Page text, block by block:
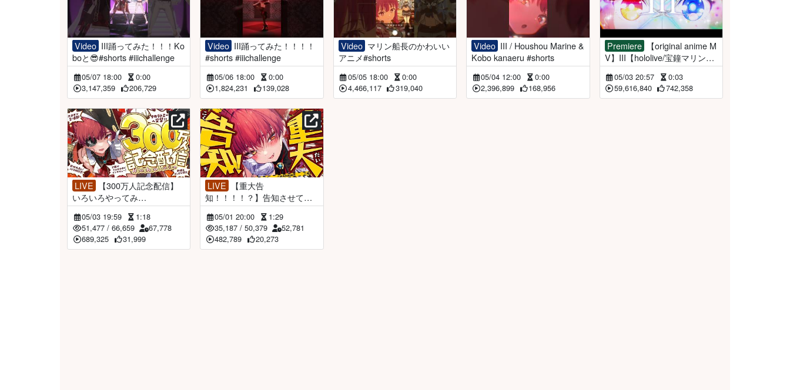
Video
boと😎#shorts #iiichallenge
05/07 18:00
0:00
3,147,359
206,729
Video
#shorts #iiichallenge
05/06 18:00
0:00
1,824,231
139,028
Video
アニメ#shorts
05/05 18:00
0:00
4,466,117
319,040
Video
Kobo kanaeru #shorts
05/04 12:00
0:00
2,396,899
168,956
Premiere
V】III【hololive/宝鐘マリン＆
こぼ・かなえる】
05/03 20:57
0:03
59,616,840
742,358
LIVE
いろいろやってみ
た！！！！！！【ホロライブ/
宝鐘マリン】
05/03 19:59
1:18
51,477 / 66,659
67,778
689,325
31,999
LIVE
知！！！！？】告知させてい
ただきます！！！！！【ホロ
ライブ/宝鐘マリン】
05/01 20:00
1:29
35,187 /50,379
52,781
482,789
20,273